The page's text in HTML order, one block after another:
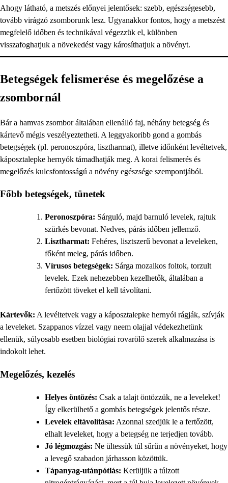
Ahogy látható, a metszés előnyei jelentősek: szebb, egészségesebb,
tovább virágzó zsomborunk lesz. Ugyanakkor fontos, hogy a metszést
megfelelő időben és technikával végezzük el, különben
visszafoghatjuk a növekedést vagy károsíthatjuk a növényt.
Betegségek felismerése és megelőzése a
zsombornál
Bár a hamvas zsombor általában ellenálló faj, néhány betegség és
kártevő mégis veszélyeztetheti. A leggyakoribb gond a gombás
betegségek (pl. peronoszpóra, lisztharmat), illetve időnként levéltetvek,
káposztalepke hernyók támadhatják meg. A korai felismerés és
megelőzés kulcsfontosságú a növény egészsége szempontjából.
Főbb betegségek, tünetek
Peronoszpóra: Sárguló, majd barnuló levelek, rajtuk
szürkés bevonat. Nedves, párás időben jellemző.
Lisztharmat: Fehéres, lisztszerű bevonat a leveleken,
főként meleg, párás időben.
Vírusos betegségek: Sárga mozaikos foltok, torzult
levelek. Ezek nehezebben kezelhetők, általában a
fertőzött töveket el kell távolítani.
Kártevők: A levéltetvek vagy a káposztalepke hernyói rágják, szívják
a leveleket. Szappanos vízzel vagy neem olajjal védekezhetünk
ellenük, súlyosabb esetben biológiai rovarölő szerek alkalmazása is
indokolt lehet.
Megelőzés, kezelés
Helyes öntözés: Csak a talajt öntözzük, ne a leveleket!
Így elkerülhető a gombás betegségek jelentős része.
Levelek eltávolítása: Azonnal szedjük le a fertőzött,
elhalt leveleket, hogy a betegség ne terjedjen tovább.
Jó légmozgás: Ne ültessük túl sűrűn a növényeket, hogy
a levegő szabadon járhasson közöttük.
Tápanyag-utánpótlás: Kerüljük a túlzott